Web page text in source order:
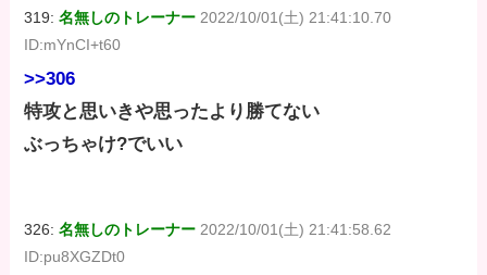
319:名無しのトレーナー 2022/10/01(土) 21:41:10.70
ID:mYnCI+t60
>>306
特攻と思いきや思ったより勝てない
ぶっちゃけ?でいい
326:名無しのトレーナー 2022/10/01(土) 21:41:58.62
ID:pu8XGZDt0